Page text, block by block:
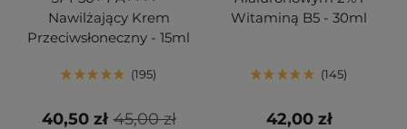
Nawilżający Krem
Przeciwsłoneczny - 15ml
195
45,00 zł
40,50 zł
Witaminą B5 - 30ml
145
42,00 zł